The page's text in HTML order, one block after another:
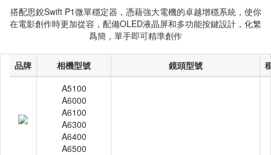
搭配思銳Swift P1微單穩定器，憑藉強大電機的卓越增穩系統，使你
在電影創作時更加從容，配備OLED液晶屏和多功能按鍵設計，化繁
爲簡，單手即可精準創作
品牌 相機型號 鏡頭型號
A5100
A6000
A6100
A6300
A6400
A6500